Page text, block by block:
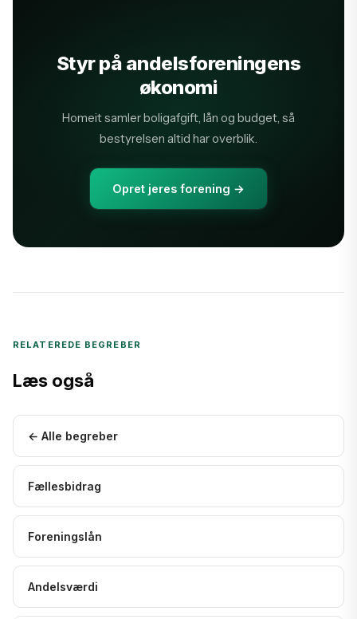
Styr på andelsforeningens
økonomi
Homeit samler boligafgift, lån og budget, så
bestyrelsen altid har overblik.
Opret jeres forening →
RELATEREDE BEGREBER
Læs også
← Alle begreber
Fællesbidrag
Foreningslån
Andelsværdi